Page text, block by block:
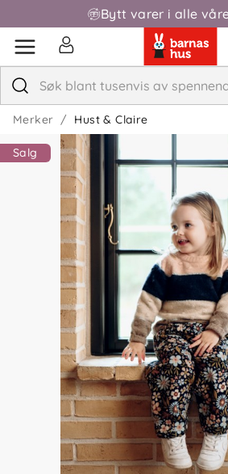
Bytt varer i alle
Merker Hust & Claire
Salg